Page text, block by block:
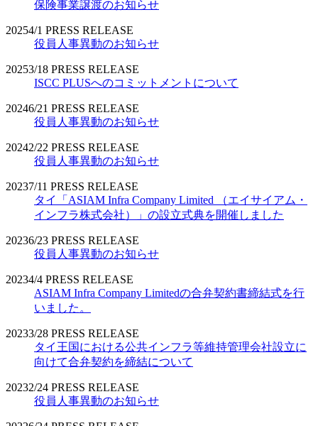
保険事業譲渡のお知らせ
20254/1 PRESS RELEASE
役員人事異動のお知らせ
20253/18 PRESS RELEASE
ISCC PLUSへのコミットメントについて
20246/21 PRESS RELEASE
役員人事異動のお知らせ
20242/22 PRESS RELEASE
役員人事異動のお知らせ
20237/11 PRESS RELEASE
タイ「ASIAM Infra Company Limited （エイサイアム・
インフラ株式会社）」の設立式典を開催しました
20236/23 PRESS RELEASE
役員人事異動のお知らせ
20234/4 PRESS RELEASE
ASIAM Infra Company Limitedの合弁契約書締結式を行
いました。
20233/28 PRESS RELEASE
タイ王国における公共インフラ等維持管理会社設立に
向けて合弁契約を締結について
20232/24 PRESS RELEASE
役員人事異動のお知らせ